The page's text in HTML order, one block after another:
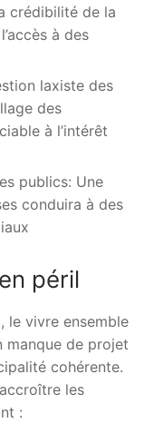
crédibilité de la
à des
laxiste des
des
à l’intérêt
publics: Une
conduira à des
péril
le vivre ensemble
manque de projet
cohérente.
les
: